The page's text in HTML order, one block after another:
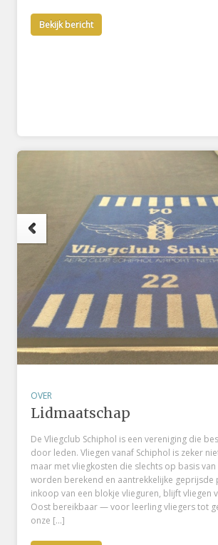
Bekijk bericht
OVER
Lidmaatschap
De Vliegclub Schiphol is een vereniging die
door leden. Vliegen vanaf Schiphol is zeker
maar met vliegkosten die slechts op basis
worden berekend en aantrekkelijke geprijsde
inkoop van een blokje vlieguren, blijft vliegen
Oost bereikbaar — voor leerling vliegers tot
onze […]